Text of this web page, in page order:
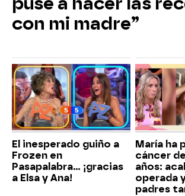
con mi madre”
El inesperado guiño a
Frozen en
Pasapalabra… ¡gracias
a Elsa y Ana!
María ha
cáncer
años:
operada
padres